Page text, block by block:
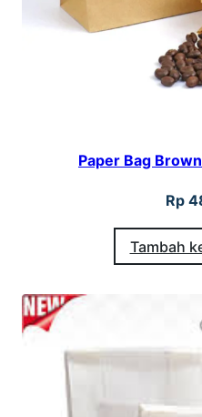
Paper Bag
Rp
Tambah